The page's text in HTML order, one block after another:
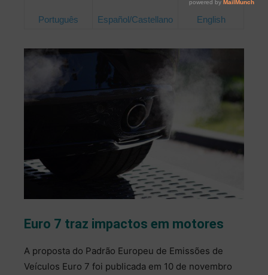
Português Español/Castellano English
Euro 7 traz impactos em motores
A proposta do Padrão Europeu de Emissões de
Veículos Euro 7 foi publicada em 10 de novembro